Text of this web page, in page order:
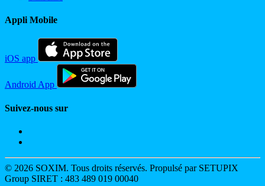
Appli Mobile
iOS app
Android App
Suivez-nous sur
© 2026 SOXIM. Tous droits réservés. Propulsé par SETUPIX
Group SIRET : 483 489 019 00040